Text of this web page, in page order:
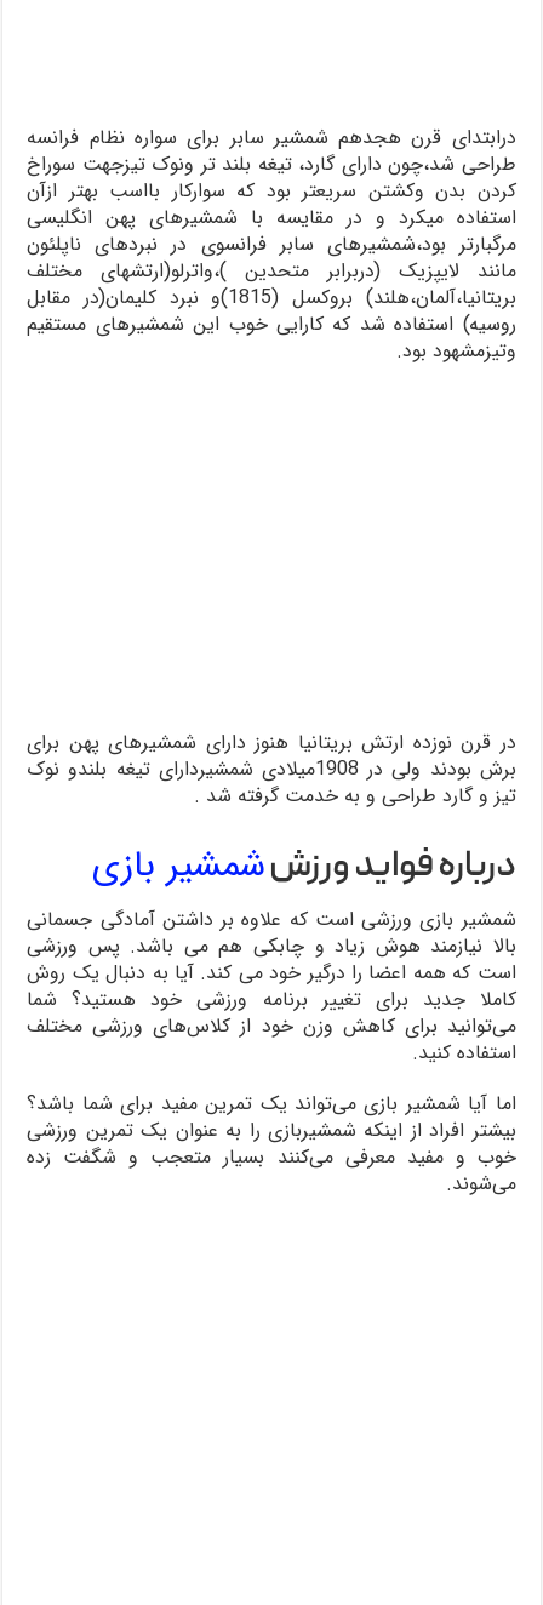
درابتدای قرن هجدهم شمشیر سابر برای سواره نظام فرانسه
طراحی شد،چون دارای گارد، تیغه بلند تر ونوک تیزجهت سوراخ
کردن بدن وکشتن سریعتر بود که سوارکار بااسب بهتر ازآن
استفاده میکرد و در مقایسه با شمشیرهای پهن انگلیسی
مرگبارتر بود،شمشیرهای سابر فرانسوی در نبردهای ناپلئون
مانند لایپزیک (دربرابر متحدین )،واترلو(ارتشهای مختلف
بریتانیا،آلمان،هلند) بروکسل (1815)و نبرد کلیمان(در مقابل
روسیه) استفاده شد که کارایی خوب این شمشیرهای مستقیم
وتیزمشهود بود.
در قرن نوزده ارتش بریتانیا هنوز دارای شمشیرهای پهن برای
برش بودند ولی در 1908میلادی شمشیردارای تیغه بلندو نوک
تیز و گارد طراحی و به خدمت گرفته شد .
درباره فواید ورزششمشیر بازی
شمشیر بازی ورزشی است که علاوه بر داشتن آمادگی جسمانی
بالا نیازمند هوش زیاد و چابکی هم می باشد. پس ورزشی
است که همه اعضا را درگیر خود می کند. آیا به دنبال یک روش
کاملا جدید برای تغییر برنامه ورزشی خود هستید؟ شما
می‌توانید برای کاهش وزن خود از کلاس‌های ورزشی مختلف
استفاده کنید.
اما آیا شمشیر بازی می‌تواند یک تمرین مفید برای شما باشد؟
بیشتر افراد از اینکه شمشیربازی را به عنوان یک تمرین ورزشی
خوب و مفید معرفی می‌کنند بسیار متعجب و شگفت زده
می‌شوند.